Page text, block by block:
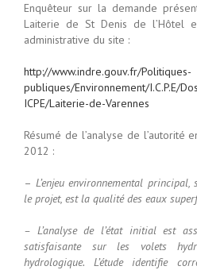
Enquêteur sur la demande
Laiterie de St Denis de l’Hôtel
administrative du site :
http://www.indre.gouv.fr/Politiques-
publiques/Environnement/I.C.P.E/
ICPE/Laiterie-de-Varennes
Résumé de l’analyse de l’autorité
2012 :
– L’enjeu environnemental
le projet, est la qualité des eaux
– L’analyse de l’état initial est
satisfaisante sur les volets
hydrologique. L’étude identifie